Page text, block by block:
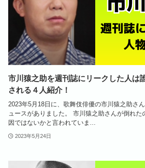
市川猿之助を週刊誌にリークした人は
される４人紹介！
2023年5月18日に、歌舞伎俳優の市川猿之助さ
ュースがありました。 市川猿之助さんが倒れ
因ではないかと言われていま...
2023年5月24日